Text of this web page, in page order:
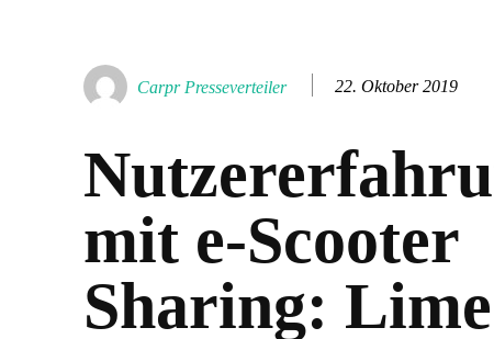
Carpr Presseverteiler 22. Oktober 2019
mit e-Scooter
Sharing: Lime